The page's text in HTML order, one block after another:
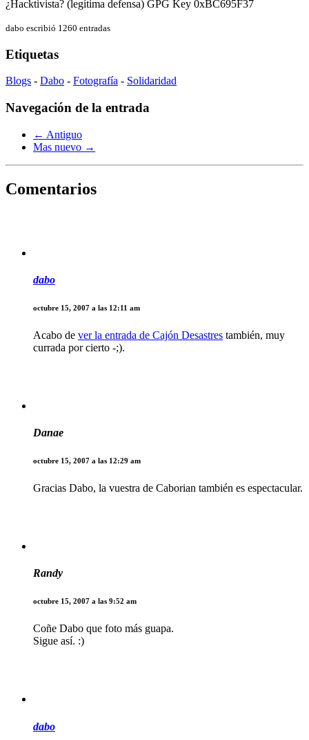
¿Hacktivista? (legítima defensa) GPG Key 0xBC695F37
dabo escribió 1260 entradas
Etiquetas
Blogs - Dabo - Fotografía - Solidaridad
Navegación de la entrada
← Antiguo
Mas nuevo →
Comentarios
dabo
octubre 15, 2007 a las 12:11 am
Acabo de ver la entrada de Cajón Desastres también, muy
currada por cierto -;).
Danae
octubre 15, 2007 a las 12:29 am
Gracias Dabo, la vuestra de Caborian también es espectacular.
Randy
octubre 15, 2007 a las 9:52 am
Coñe Dabo que foto más guapa.
Sigue así. :)
dabo